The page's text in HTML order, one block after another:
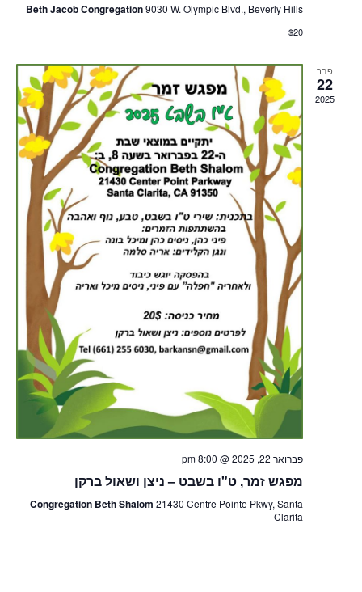
Beth Jacob Congregation9030 W. Olympic Blvd., Beverly Hills
$20
פבר
22
2025
פברואר 22, 2025 @ 8:00 pm
מפגש זמר, ט"ו בשבט – ניצן ושאול ברקן
Congregation Beth Shalom21430 Centre Pointe Pkwy, Santa
Clarita